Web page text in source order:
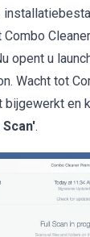
opent u
Wacht tot
en
.